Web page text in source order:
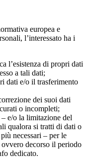
europea e
l’interessato ha i
l’esistenza di propri dati
a tali dati;
dati e/o il trasferimento
dei suoi dati
o incompleti;
e/o la limitazione del
qualora si tratti di dati o
necessari – per le
decorso il periodo
dedicato.